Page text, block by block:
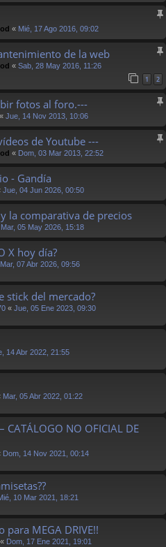
« Mié, 17 Ago 2016, 09:02
de la web
« Sab, 28 May 2016, 11:26
1 2
fotos al foro.---
« Jue, 14 Nov 2013, 10:06
de Youtube ---
« Dom, 03 Mar 2013, 22:52
- Gandía
Jue, 04 Jun 2026, 00:50
la comparativa de precios
Mar, 05 May 2026, 15:18
X hoy día?
Mar, 07 Abr 2026, 09:56
stick del mercado?
« Jue, 05 Ene 2023, 09:30
14 Abr 2022, 21:55
Mar, 05 Abr 2022, 01:22
CATÁLOGO NO OFICIAL DE
Dom, 14 Nov 2021, 00:14
10 Mar 2021, 18:21
para MEGA DRIVE!!
« Dom, 17 Ene 2021, 19:01